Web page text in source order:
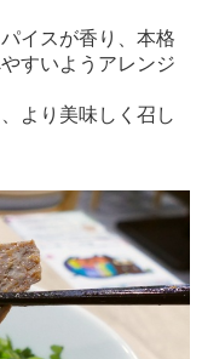
イスが香り、本格
すいようアレンジ
より美味しく召し